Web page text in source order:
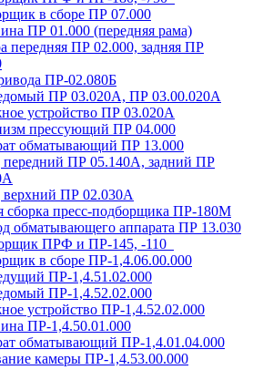
в сборе ПР 07.000
ПР 01.000 (передняя рама)
передняя ПР 02.000, задняя ПР
ПР-02.080Б
ПР 03.020А, ПР 03.00.020А
устройство ПР 03.020A
прессующий ПР 04.000
обматывающий ПР 13.000
передний ПР 05.140A, задний ПР
верхний ПР 02.030A
сборка пресс-подборщика ПР-180М
обматывающего аппарата ПР 13.030
ПРФ и ПР-145, -110
в сборе ПР-1,4.06.00.000
ПР-1,4.51.02.000
ПР-1,4.52.02.000
устройство ПР-1,4.52.02.000
ПР-1,4.50.01.000
обматывающий ПР-1,4.01.04.000
камеры ПР-1,4.53.00.000